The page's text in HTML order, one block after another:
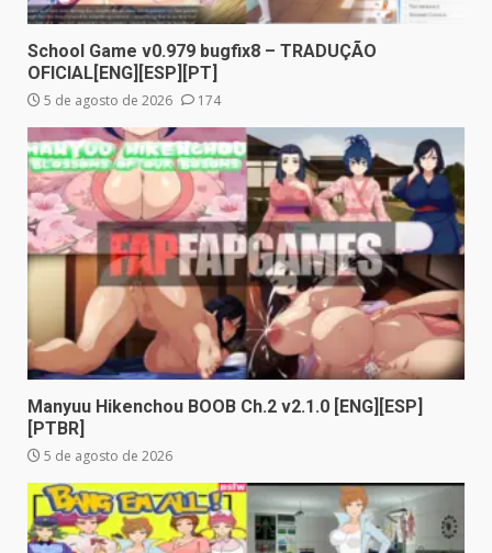
School Game v0.979 bugfix8 – TRADUÇÃO
OFICIAL[ENG][ESP][PT]
5 de agosto de 2026 174
Manyuu Hikenchou BOOB Ch.2 v2.1.0 [ENG][ESP]
[PTBR]
5 de agosto de 2026